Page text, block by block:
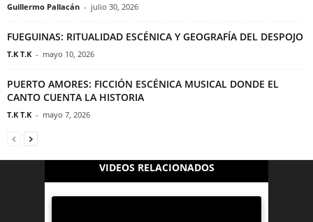
Guillermo Pallacán - julio 30, 2026
FUEGUINAS: RITUALIDAD ESCÉNICA Y GEOGRAFÍA DEL DESPOJO
T.K T.K - mayo 10, 2026
PUERTO AMORES: FICCIÓN ESCÉNICA MUSICAL DONDE EL
CANTO CUENTA LA HISTORIA
T.K T.K - mayo 7, 2026
VIDEOS RELACIONADOS